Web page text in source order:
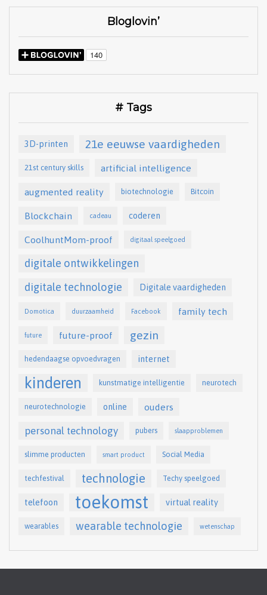
Bloglovin’
# Tags
3D-printen 21e eeuwse vaardigheden
21st century skills artificial intelligence
augmented reality biotechnologie Bitcoin
Blockchain cadeau coderen
CoolhuntMom-proof digitaal speelgoed
digitale ontwikkelingen
digitale technologie
Digitale vaardigheden
Domotica duurzaamheid Facebook family tech
future future-proof gezin
hedendaagse opvoedvragen internet
kinderen kunstmatige intelligentie neurotech
neurotechnologie online ouders
personal technology pubers slaapproblemen
slimme producten smart product Social Media
techfestival technologie Techy speelgoed
telefoon toekomst virtual reality
wearables wearable technologie wetenschap